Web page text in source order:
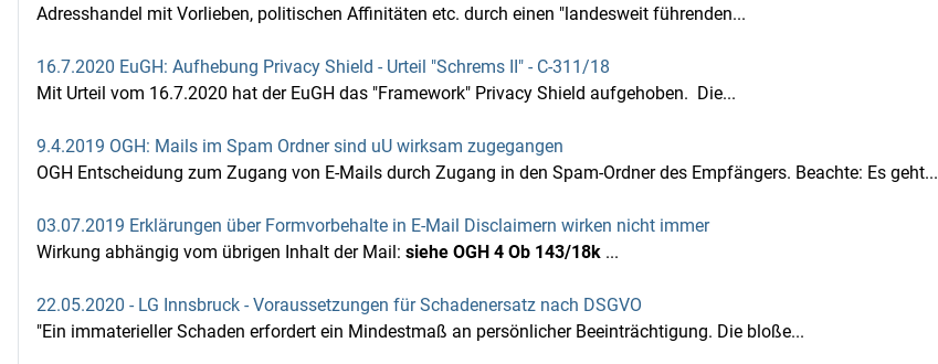
Adresshandel mit Vorlieben, politischen Affinitäten etc. durch einen "landesweit führenden...
16.7.2020 EuGH: Aufhebung Privacy Shield - Urteil "Schrems II" - C‑311/18
Mit Urteil vom 16.7.2020 hat der EuGH das "Framework" Privacy Shield aufgehoben. Die...
9.4.2019 OGH: Mails im Spam Ordner sind uU wirksam zugegangen
OGH Entscheidung zum Zugang von E-Mails durch Zugang in den Spam-Ordner des Empfängers. Beachte: Es geht...
03.07.2019 Erklärungen über Formvorbehalte in E-Mail Disclaimern wirken nicht immer
Wirkung abhängig vom übrigen Inhalt der Mail: siehe OGH 4 Ob 143/18k ...
22.05.2020 - LG Innsbruck - Voraussetzungen für Schadenersatz nach DSGVO
"Ein immaterieller Schaden erfordert ein Mindestmaß an persönlicher Beeinträchtigung. Die bloße...